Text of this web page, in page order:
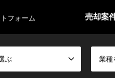
フォーム 売却案
ぶ 業種